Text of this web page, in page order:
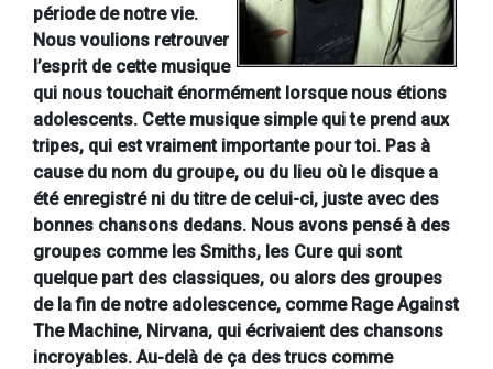
période de notre vie.
Nous voulions retrouver
l’esprit de cette musique
qui nous touchait énormément lorsque nous étions
adolescents. Cette musique simple qui te prend aux
tripes, qui est vraiment importante pour toi. Pas à
cause du nom du groupe, ou du lieu où le disque a
été enregistré ni du titre de celui-ci, juste avec des
bonnes chansons dedans. Nous avons pensé à des
groupes comme les Smiths, les Cure qui sont
quelque part des classiques, ou alors des groupes
de la fin de notre adolescence, comme Rage Against
The Machine, Nirvana, qui écrivaient des chansons
incroyables. Au-delà de ça des trucs comme